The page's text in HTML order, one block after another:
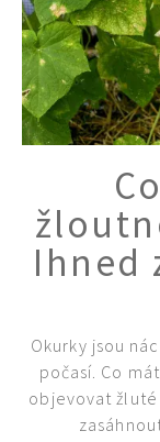
Ihned
Okurky jsou
počasí. Co
objevovat